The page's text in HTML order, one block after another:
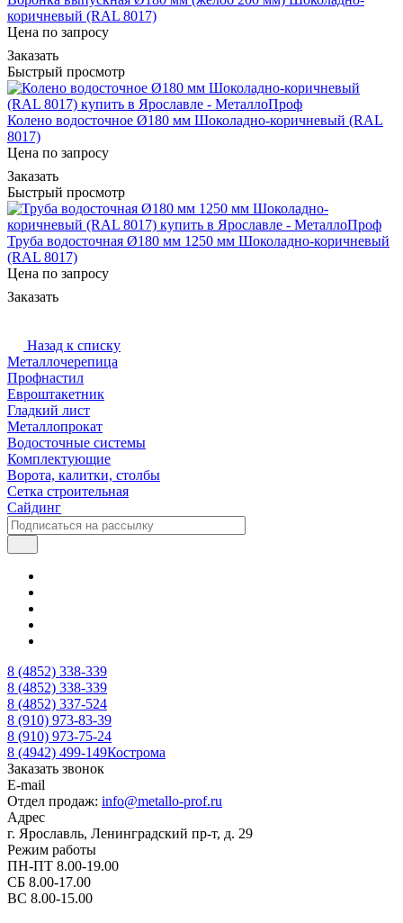
коричневый (RAL 8017)
Цена по запросу
Заказать
Быстрый просмотр
Колено водосточное Ø180 мм Шоколадно-коричневый (RAL
8017)
Цена по запросу
Заказать
Быстрый просмотр
Труба водосточная Ø180 мм 1250 мм Шоколадно-коричневый
(RAL 8017)
Цена по запросу
Заказать
Назад к списку
Металлочерепица
Профнастил
Евроштакетник
Гладкий лист
Металлопрокат
Водосточные системы
Комплектующие
Ворота, калитки, столбы
Сетка строительная
Сайдинг
8 (4852) 338-339
8 (4852) 338-339
8 (4852) 337-524
8 (910) 973-83-39
8 (910) 973-75-24
8 (4942) 499-149Кострома
Заказать звонок
E-mail
Отдел продаж: info@metallo-prof.ru
Адрес
г. Ярославль, Ленинградский пр-т, д. 29
Режим работы
ПН-ПТ 8.00-19.00
СБ 8.00-17.00
ВС 8.00-15.00